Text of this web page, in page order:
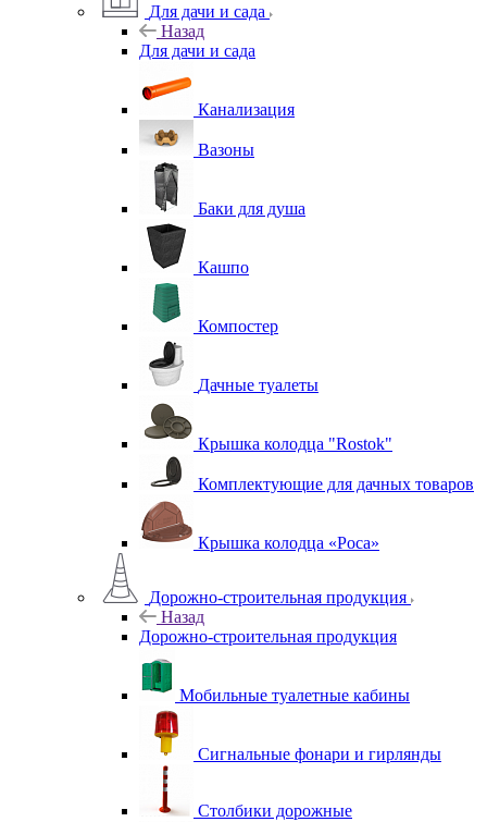
Для дачи и сада
Назад
Для дачи и сада
Канализация
Вазоны
Баки для душа
Кашпо
Компостер
Дачные туалеты
Крышка колодца "Rostok"
Комплектующие для дачных товаров
Крышка колодца «Роса»
Дорожно-строительная продукция
Назад
Дорожно-строительная продукция
Мобильные туалетные кабины
Сигнальные фонари и гирлянды
Столбики дорожные